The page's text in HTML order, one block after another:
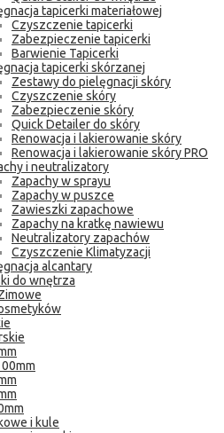
tapicerki materiałowej
Czyszczenie tapicerki
Zabezpieczenie tapicerki
Barwienie Tapicerki
tapicerki skórzanej
Zestawy do pielęgnacji skóry
Czyszczenie skóry
Zabezpieczenie skóry
Quick Detailer do skóry
Renowacja i lakierowanie skóry
Renowacja i lakierowanie skóry PRO
i neutralizatory
Zapachy w sprayu
Zapachy w puszce
Zawieszki zapachowe
Zapachy na kratkę nawiewu
Neutralizatory zapachów
Czyszczenie Klimatyzacji
alcantary
do wnętrza
i kule